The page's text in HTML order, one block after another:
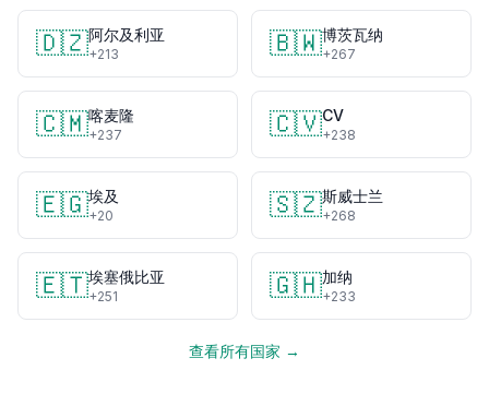
🇩🇿阿尔及利亚
+213 🇧🇼博茨瓦纳
+267
🇨🇲喀麦隆
+237 🇨🇻CV
+238
🇪🇬埃及
+20 🇸🇿斯威士兰
+268
🇪🇹埃塞俄比亚
+251 🇬🇭加纳
+233
查看所有国家 →